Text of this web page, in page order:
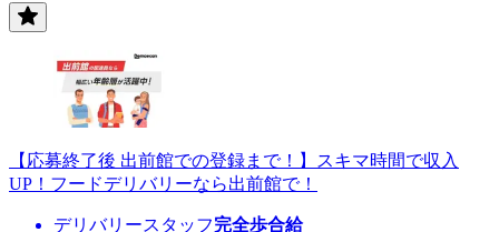
【応募終了後 出前館での登録まで！】スキマ時間で収入
UP！フードデリバリーなら出前館で！
デリバリースタッフ完全歩合給